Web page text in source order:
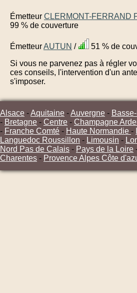
Émetteur CLERMONT-FERRAND
99 % de couverture
ÉmetteurAUTUN /
51 % de
Si vous ne parvenez pas à régler
ces conseils, l'intervention d'un
s'imposer.
Alsace -Aquitaine -Auvergne -
- Bretagne - Centre - Champagne
- Franche Comté - Haute Normandie -
Languedoc Roussillon - Limousin -
Nord Pas de Calais - Pays de la Loire
Charentes - Provence Alpes Côte